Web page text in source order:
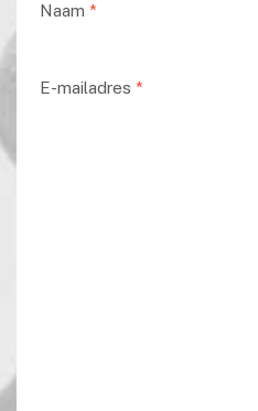
Naam *
E-mailadres *